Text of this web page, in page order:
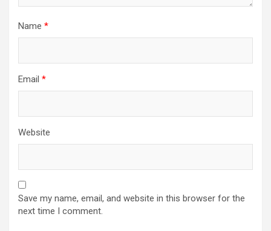
Name *
Email *
Website
Save my name, email, and website in this browser for the
next time I comment.